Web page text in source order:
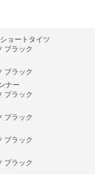
ショートタイツ
ブラック
ブラック
ナー
ブラック
ブラック
ブラック
ブラック